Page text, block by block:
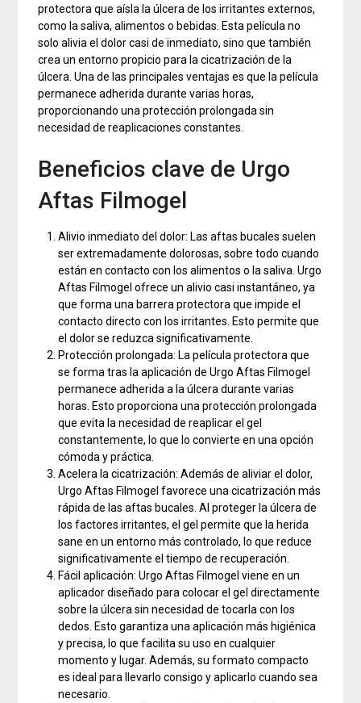
protectora que aísla la úlcera de los irritantes externos,
como la saliva, alimentos o bebidas. Esta película no
solo alivia el dolor casi de inmediato, sino que también
crea un entorno propicio para la cicatrización de la
úlcera. Una de las principales ventajas es que la película
permanece adherida durante varias horas,
proporcionando una protección prolongada sin
necesidad de reaplicaciones constantes.
Beneficios clave de Urgo
Aftas Filmogel
Alivio inmediato del dolor: Las aftas bucales suelen
ser extremadamente dolorosas, sobre todo cuando
están en contacto con los alimentos o la saliva. Urgo
Aftas Filmogel ofrece un alivio casi instantáneo, ya
que forma una barrera protectora que impide el
contacto directo con los irritantes. Esto permite que
el dolor se reduzca significativamente.
Protección prolongada: La película protectora que
se forma tras la aplicación de Urgo Aftas Filmogel
permanece adherida a la úlcera durante varias
horas. Esto proporciona una protección prolongada
que evita la necesidad de reaplicar el gel
constantemente, lo que lo convierte en una opción
cómoda y práctica.
Acelera la cicatrización: Además de aliviar el dolor,
Urgo Aftas Filmogel favorece una cicatrización más
rápida de las aftas bucales. Al proteger la úlcera de
los factores irritantes, el gel permite que la herida
sane en un entorno más controlado, lo que reduce
significativamente el tiempo de recuperación.
Fácil aplicación: Urgo Aftas Filmogel viene en un
aplicador diseñado para colocar el gel directamente
sobre la úlcera sin necesidad de tocarla con los
dedos. Esto garantiza una aplicación más higiénica
y precisa, lo que facilita su uso en cualquier
momento y lugar. Además, su formato compacto
es ideal para llevarlo consigo y aplicarlo cuando sea
necesario.